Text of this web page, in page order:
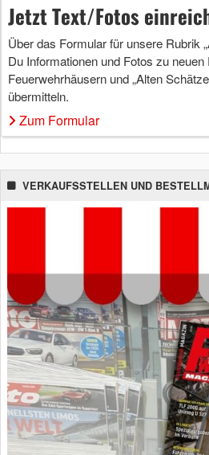
Jetzt Text/Fotos
Über das Formular für unsere Rubrik
Du Informationen und Fotos zu
Feuerwehrhäusern und „Alten
übermitteln.
Zum Formular
VERKAUFSSTELLEN UND